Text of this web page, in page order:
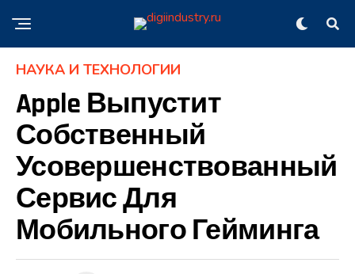
НАУКА И ТЕХНОЛОГИИ
Apple Выпустит
Собственный
Усовершенствованный
Сервис Для
Мобильного Гейминга